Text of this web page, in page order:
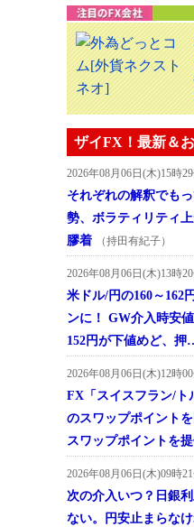
ザイFX！最新＆
2026年08月06日(木)15時
それぞれの解釈でも
勢、ボラティリティ
膠着
（持田有紀子）
2026年08月06日(木)13時
米ドル/円の160～162
ンに！ GW介入時安
152円が下値めど、押
2026年08月06日(木)12時
FX「スイスフラン/ト
のスワップポイント
スワップポイントを
2026年08月06日(木)09時
次の介入いつ？日銀
ない。円安止まらな